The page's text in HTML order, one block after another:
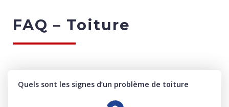
FAQ – Toiture
Quels sont les signes d’un problème de toiture